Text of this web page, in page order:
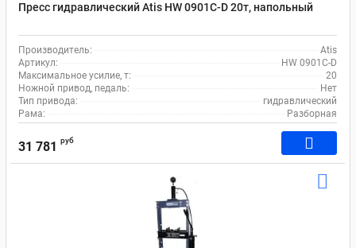
Пресс гидравлический Atis HW 0901C-D 20т, напольный
Производитель:
Atis
Артикул:
HW 0901C-D
Максимальное усилие, т:
20
Ножной привод, педаль:
Нет
Тип привода:
гидравлический
Рама:
Разборная
31 781 руб